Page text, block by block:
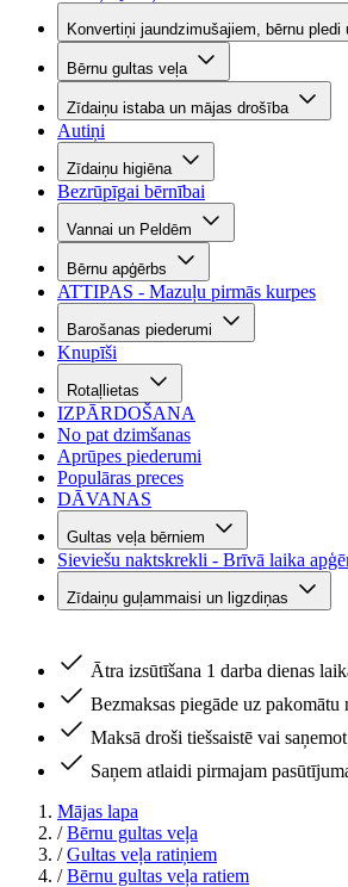
Konvertiņi jaundzimušajiem, bērnu pledi
Bērnu gultas veļa
Zīdaiņu istaba un mājas drošība
Autiņi
Zīdaiņu higiēna
Bezrūpīgai bērnībai
Vannai un Peldēm
Bērnu apģērbs
ATTIPAS - Mazuļu pirmās kurpes
Barošanas piederumi
Knupīši
Rotaļlietas
IZPĀRDOŠANA
No pat dzimšanas
Aprūpes piederumi
Populāras preces
DĀVANAS
Gultas veļa bērniem
Sieviešu naktskrekli - Brīvā laika
Zīdaiņu guļammaisi un ligzdiņas
Ātra izsūtīšana 1 darba dienas
Bezmaksas piegāde uz pakomātu
Maksā droši tiešsaistē vai
Saņem atlaidi pirmajam
Mājas lapa
/ Bērnu gultas veļa
/ Gultas veļa ratiņiem
/ Bērnu gultas veļa ratiem